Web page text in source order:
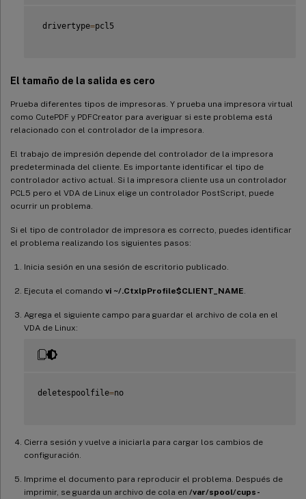
drivertype=pcl5
El tamaño de la salida es cero
Prueba diferentes tipos de impresoras. Y prueba una impresora virtual
como CutePDF y PDFCreator para averiguar si este problema está
relacionado con el controlador de la impresora.
El trabajo de impresión depende del controlador de la impresora
predeterminada del cliente. Es importante identificar el tipo de
controlador activo actual. Si la impresora cliente usa un controlador
PCL5 pero el VDA de Linux elige un controlador PostScript, puede
ocurrir un problema.
Si el tipo de controlador de impresora es correcto, puedes identificar
el problema realizando los siguientes pasos:
Inicia sesión en una sesión de escritorio publicado.
Ejecuta el comando vi ~/.CtxlpProfile$CLIENT_NAME
Agrega el siguiente campo para guardar el archivo de cola en el
VDA de Linux:
deletespoolfile=no
Cierra sesión y vuelve a iniciarla para cargar los cambios de
configuración.
Imprime el documento para reproducir el problema. Después de
imprimir, se guarda un archivo de cola en /var/spool/cups-